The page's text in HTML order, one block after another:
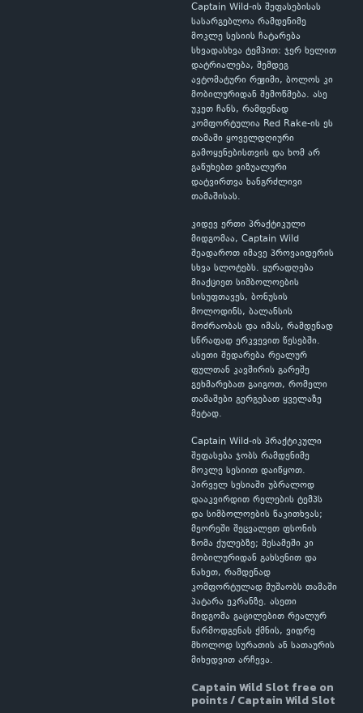
Captain Wild-ის შეფასებისას
სასარგებლოა რამდენიმე
მოკლე სესიის ჩატარება
სხვადასხვა ტემპით: ჯერ ხელით
დატრიალება, შემდეგ
ავტომატური რეჟიმი, ბოლოს კი
მობილურიდან შემოწმება. ასე
უკეთ ჩანს, რამდენად
კომფორტულია Red Rake-ის ეს
თამაში ყოველდღიური
გამოყენებისთვის და ხომ არ
გაწუხებთ ვიზუალური
დატვირთვა ხანგრძლივი
თამაშისას.
კიდევ ერთი პრაქტიკული
მიდგომაა, Captain Wild
შეადაროთ იმავე პროვაიდერის
სხვა სლოტებს. ყურადღება
მიაქციეთ სიმბოლოების
სისუფთავეს, ბონუსის
მოლოდინს, ბალანსის
მოძრაობას და იმას, რამდენად
სწრაფად ერკვევით წესებში.
ასეთი შედარება რეალურ
ფულთან კავშირის გარეშე
გეხმარებათ გაიგოთ, რომელი
თამაშები გერგებათ ყველაზე
მეტად.
Captain Wild-ის პრაქტიკული
შეფასება ჯობს რამდენიმე
მოკლე სესიით დაიწყოთ.
პირველ სესიაში უბრალოდ
დააკვირდით რელების ტემპს
და სიმბოლოების წაკითხვას;
მეორეში შეცვალეთ ფსონის
ზომა ქულებზე; მესამეში კი
მობილურიდან გახსენით და
ნახეთ, რამდენად
კომფორტულად მუშაობს თამაში
პატარა ეკრანზე. ასეთი
მიდგომა გაცილებით რეალურ
წარმოდგენას ქმნის, ვიდრე
მხოლოდ სურათის ან სათაურის
მიხედვით არჩევა.
Captain Wild Slot free on
points / Captain Wild Slot